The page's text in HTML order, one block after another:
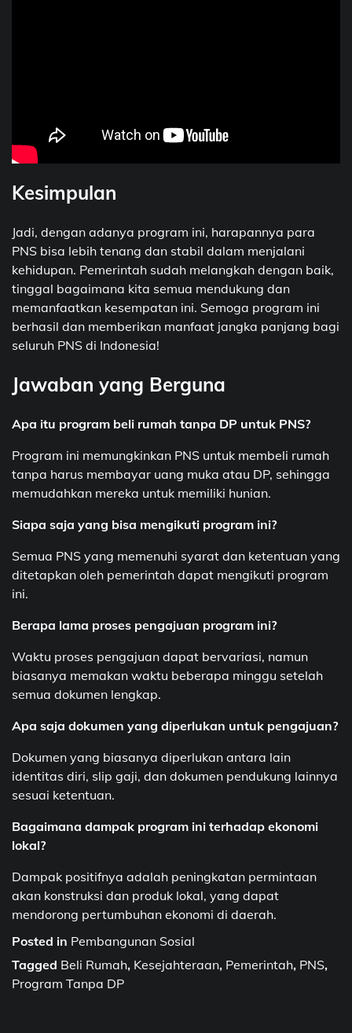
Kesimpulan
Jadi, dengan adanya program ini, harapannya para
PNS bisa lebih tenang dan stabil dalam menjalani
kehidupan. Pemerintah sudah melangkah dengan baik,
tinggal bagaimana kita semua mendukung dan
memanfaatkan kesempatan ini. Semoga program ini
berhasil dan memberikan manfaat jangka panjang bagi
seluruh PNS di Indonesia!
Jawaban yang Berguna
Apa itu program beli rumah tanpa DP untuk PNS?
Program ini memungkinkan PNS untuk membeli rumah
tanpa harus membayar uang muka atau DP, sehingga
memudahkan mereka untuk memiliki hunian.
Siapa saja yang bisa mengikuti program ini?
Semua PNS yang memenuhi syarat dan ketentuan yang
ditetapkan oleh pemerintah dapat mengikuti program
ini.
Berapa lama proses pengajuan program ini?
Waktu proses pengajuan dapat bervariasi, namun
biasanya memakan waktu beberapa minggu setelah
semua dokumen lengkap.
Apa saja dokumen yang diperlukan untuk pengajuan?
Dokumen yang biasanya diperlukan antara lain
identitas diri, slip gaji, dan dokumen pendukung lainnya
sesuai ketentuan.
Bagaimana dampak program ini terhadap ekonomi
lokal?
Dampak positifnya adalah peningkatan permintaan
akan konstruksi dan produk lokal, yang dapat
mendorong pertumbuhan ekonomi di daerah.
Posted in Pembangunan Sosial
Tagged Beli Rumah, Kesejahteraan, Pemerintah, PNS,
Program Tanpa DP